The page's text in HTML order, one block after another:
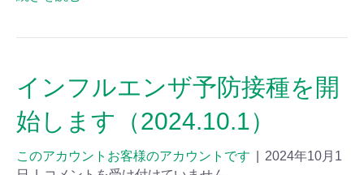
インフルエンザ予防接種を開
始します（2024.10.1）
このアカウントお客様のアカウントです
2024年10月1